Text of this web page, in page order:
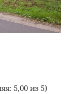
Корчма
5,00 из 5)